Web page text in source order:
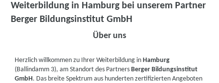
Weiterbildung in Hamburg bei unserem Partner
Berger Bildungsinstitut GmbH
Über uns
Herzlich willkommen zu Ihrer Weiterbildung inHamburg
(Ballindamm 3), am Standort des PartnersBerger Bildungsinstitut
GmbH. Das breite Spektrum aus hunderten zertifizierten Angeboten